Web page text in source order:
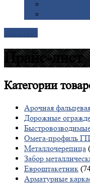
Прайс-лист
Категории
Арочная
Дорожные
Омега-профиль
Металлочерепица
Забор
Евроштакетник
Арматурные